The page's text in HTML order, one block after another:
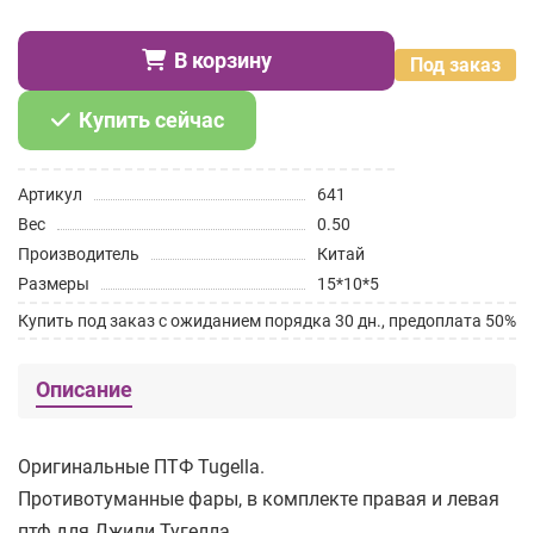
Под заказ
В корзину
Купить сейчас
Артикул
641
Вес
0.50
Производитель
Китай
Размеры
15*10*5
Купить под заказ с ожиданием порядка 30 дн., предоплата 50%
Описание
Оригинальные ПТФ Tugella.
Противотуманные фары, в комплекте правая и левая